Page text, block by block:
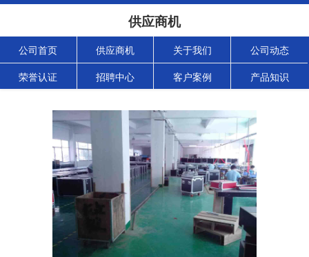
供应商机
公司首页 供应商机 关于我们 公司动态
荣誉认证 招聘中心 客户案例 产品知识